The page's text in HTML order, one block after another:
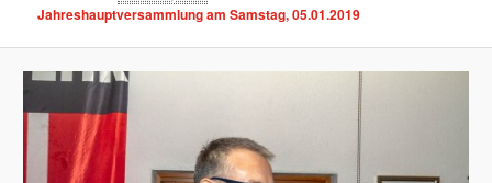
Jahreshauptversammlung am Samstag, 05.01.2019